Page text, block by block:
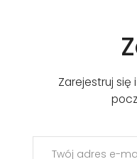
Zarejestruj się